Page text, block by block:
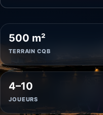
500 m²
TERRAIN CQB
4–10
JOUEURS